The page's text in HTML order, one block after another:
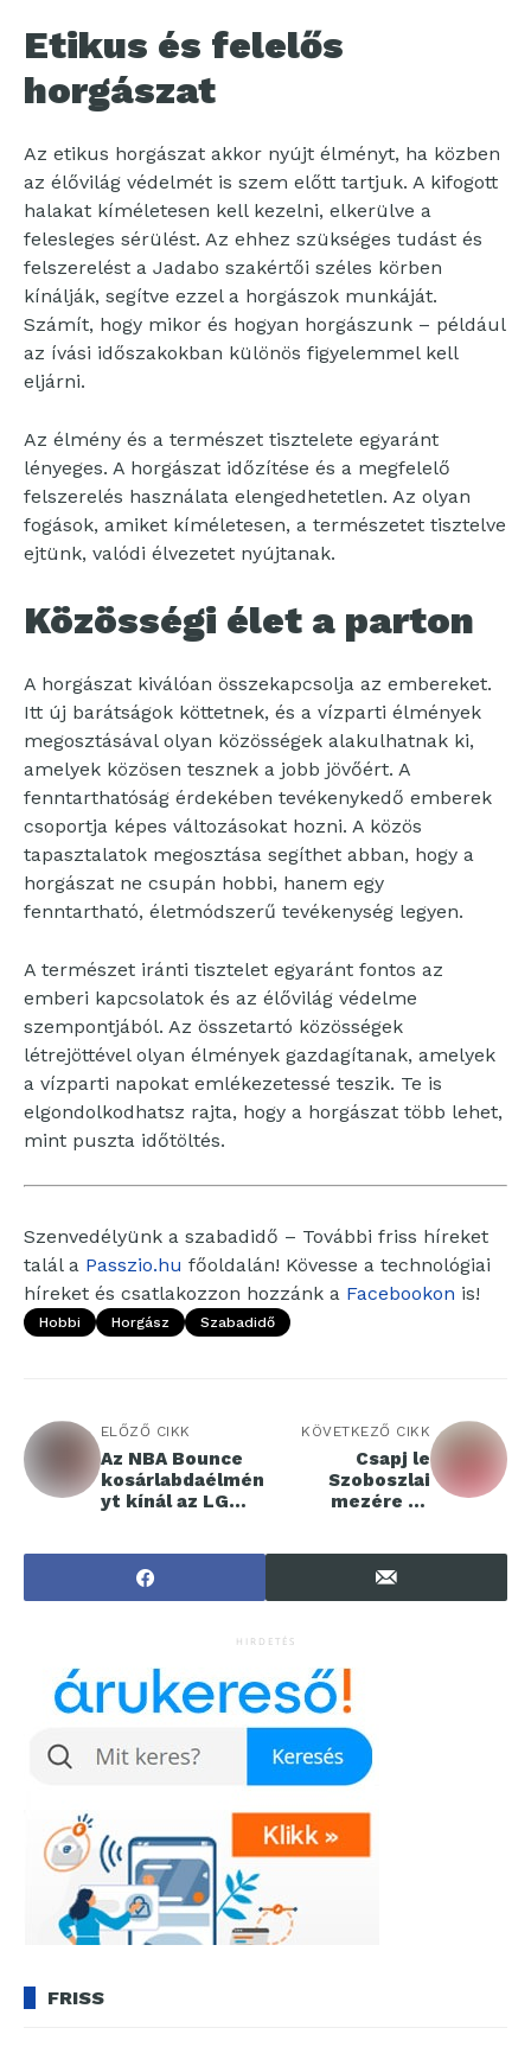
Etikus és felelős
horgászat
Az etikus horgászat akkor nyújt élményt, ha közben
az élővilág védelmét is szem előtt tartjuk. A kifogott
halakat kíméletesen kell kezelni, elkerülve a
felesleges sérülést. Az ehhez szükséges tudást és
felszerelést a Jadabo szakértői széles körben
kínálják, segítve ezzel a horgászok munkáját.
Számít, hogy mikor és hogyan horgászunk – például
az ívási időszakokban különös figyelemmel kell
eljárni.
Az élmény és a természet tisztelete egyaránt
lényeges. A horgászat időzítése és a megfelelő
felszerelés használata elengedhetetlen. Az olyan
fogások, amiket kíméletesen, a természetet tisztelve
ejtünk, valódi élvezetet nyújtanak.
Közösségi élet a parton
A horgászat kiválóan összekapcsolja az embereket.
Itt új barátságok köttetnek, és a vízparti élmények
megosztásával olyan közösségek alakulhatnak ki,
amelyek közösen tesznek a jobb jövőért. A
fenntarthatóság érdekében tevékenykedő emberek
csoportja képes változásokat hozni. A közös
tapasztalatok megosztása segíthet abban, hogy a
horgászat ne csupán hobbi, hanem egy
fenntartható, életmódszerű tevékenység legyen.
A természet iránti tisztelet egyaránt fontos az
emberi kapcsolatok és az élővilág védelme
szempontjából. Az összetartó közösségek
létrejöttével olyan élmények gazdagítanak, amelyek
a vízparti napokat emlékezetessé teszik. Te is
elgondolkodhatsz rajta, hogy a horgászat több lehet,
mint puszta időtöltés.
Szenvedélyünk a szabadidő – További friss híreket
talál a Passzio.hu főoldalán! Kövesse a technológiai
híreket és csatlakozzon hozzánk a Facebookon is!
Hobbi Horgász Szabadidő
ELŐZŐ CIKK
Az NBA Bounce
kosárlabdaélmén
yt kínál az LG
KÖVETKEZŐ CIKK
Csapj le
Szoboszlai
mezére és
HIRDETÉS
FRISS